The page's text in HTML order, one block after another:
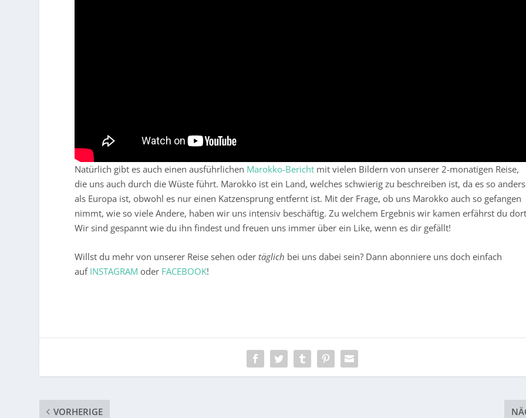
Natürlich gibt es auch einen ausführlichen Marokko-Bericht mit vielen Bildern von unserer 2-monatigen Reise,
die uns auch durch die Wüste führt. Marokko ist ein Land, welches schwierig zu beschreiben ist, da es so anders
als Europa ist, obwohl es nur einen Katzensprung entfernt ist. Mit der Frage, ob uns Marokko auch so gefangen
nimmt, wie so viele Andere, haben wir uns intensiv beschäftig. Zu welchem Ergebnis wir kamen erfährst du
Wir sind gespannt wie du ihn findest und freuen uns immer über ein Like, wenn es dir gefällt!
Willst du mehr von unserer Reise sehen odertäglich bei uns dabei sein? Dann abonniere uns doch einfach
auf INSTAGRAM oder FACEBOOK!
VORHERIGE